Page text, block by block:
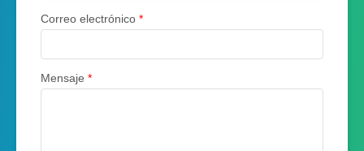
Correo electrónico *
Mensaje *